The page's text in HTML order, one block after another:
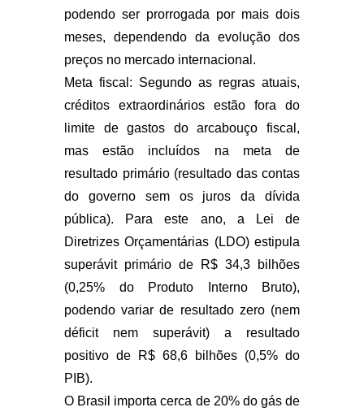
podendo ser prorrogada por mais dois
meses, dependendo da evolução dos
preços no mercado internacional.
Meta fiscal: Segundo as regras atuais,
créditos extraordinários estão fora do
limite de gastos do arcabouço fiscal,
mas estão incluídos na meta de
resultado primário (resultado das contas
do governo sem os juros da dívida
pública). Para este ano, a Lei de
Diretrizes Orçamentárias (LDO) estipula
superávit primário de R$ 34,3 bilhões
(0,25% do Produto Interno Bruto),
podendo variar de resultado zero (nem
déficit nem superávit) a resultado
positivo de R$ 68,6 bilhões (0,5% do
PIB).
O Brasil importa cerca de 20% do gás de